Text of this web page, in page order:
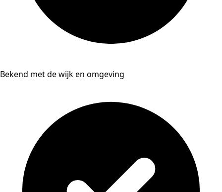
Bekend met de wijk en omgeving